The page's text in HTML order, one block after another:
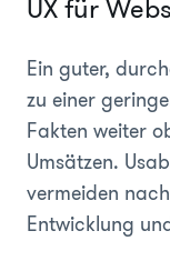
UX für
Ein guter,
zu einer
Fakten weiter
Umsätzen.
vermeiden
Entwicklung